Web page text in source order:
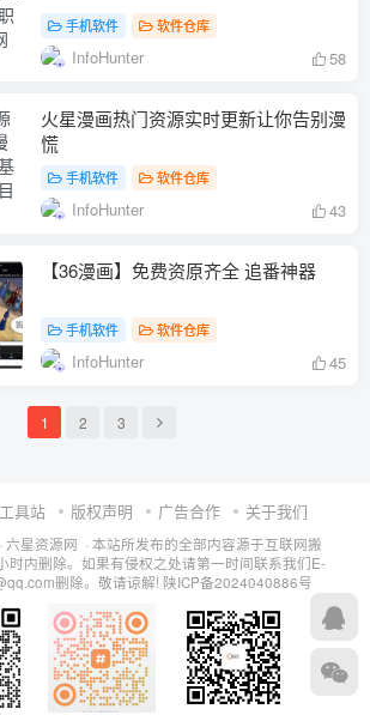
手机软件 软件仓库
InfoHunter 58
火星漫画热门资源实时更新让你告别漫
慌
手机软件 软件仓库
InfoHunter 43
【36漫画】免费资原齐全 追番神器
手机软件 软件仓库
InfoHunter 45
1 2 3
具站 版权声明 广告合作 关于我们
六星资源网 · 本站所发布的全部内容源于互联网搬
时内删除。如果有侵权之处请第一时间联系我们E-
删除。敬请谅解! 陕ICP备2024040886号